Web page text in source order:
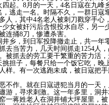
四起。8月的一天，4名日寇在九
逃走一名。时隔不久，一群日
人，其中4名老人被刺刀戳穿手
女被奸污后含恨投水自尽，另一
连捅8刀，惨遭杀害。
井乡，到日军投降撤走止，共一
去当苦力，几天时间抓走1254人
被抓去的劳工要干繁重的苦力活
担子，每餐只给一个饭它吃，晚
样。有一次逃跑未成，被日寇把
不作。就在日寇进犯当月的一天
游，寻求刺激。这一年多里，洞
一蒋姓老人在洞井铺大坪屋里，